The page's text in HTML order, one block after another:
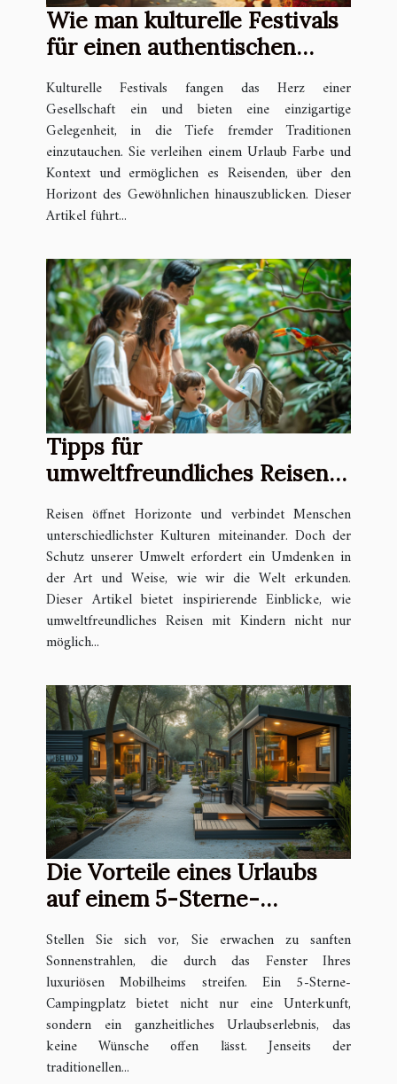
Wie man kulturelle Festivals
für einen authentischen
Kulturelle Festivals fangen das Herz einer
Gesellschaft ein und bieten eine einzigartige
Gelegenheit, in die Tiefe fremder Traditionen
einzutauchen. Sie verleihen einem Urlaub Farbe und
Kontext und ermöglichen es Reisenden, über den
Horizont des Gewöhnlichen hinauszublicken. Dieser
Artikel führt...
Tipps für
umweltfreundliches Reisen
Reisen öffnet Horizonte und verbindet Menschen
unterschiedlichster Kulturen miteinander. Doch der
Schutz unserer Umwelt erfordert ein Umdenken in
der Art und Weise, wie wir die Welt erkunden.
Dieser Artikel bietet inspirierende Einblicke, wie
umweltfreundliches Reisen mit Kindern nicht nur
möglich...
Die Vorteile eines Urlaubs
auf einem 5-Sterne-
Mobilheimen und
ganzjährigen Aktivitäten
Stellen Sie sich vor, Sie erwachen zu sanften
Sonnenstrahlen, die durch das Fenster Ihres
luxuriösen Mobilheims streifen. Ein 5-Sterne-
Campingplatz bietet nicht nur eine Unterkunft,
sondern ein ganzheitliches Urlaubserlebnis, das
keine Wünsche offen lässt. Jenseits der
traditionellen...